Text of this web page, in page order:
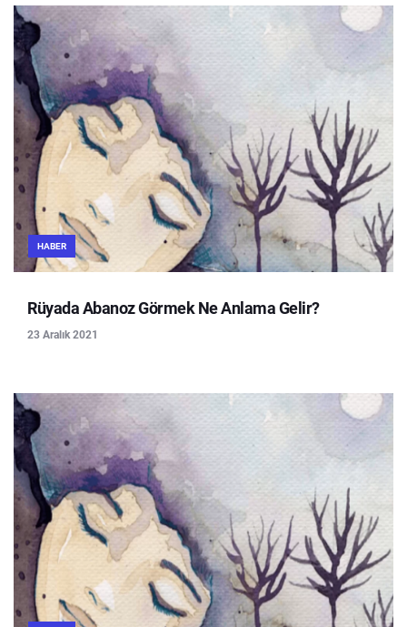
HABER
Rüyada Abanoz Görmek Ne Anlama Gelir?
23 Aralık 2021